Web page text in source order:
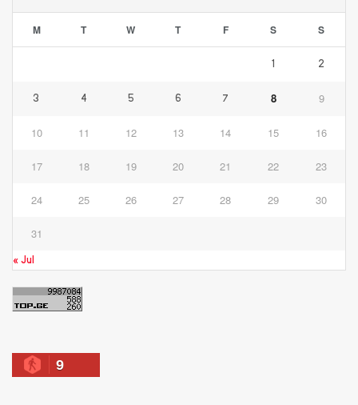
M T W T F S S
1 2
3 4 5 6 7 8 9
10 11 12 13 14 15 16
17 18 19 20 21 22 23
24 25 26 27 28 29 30
31
« Jul
9